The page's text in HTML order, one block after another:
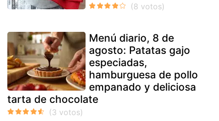
Menú diario, 8 de
agosto: Patatas gajo
especiadas,
hamburguesa de pollo
empanado y deliciosa
tarta de chocolate